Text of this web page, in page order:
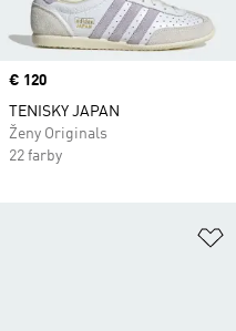
Price
€ 120
TENISKY JAPAN
Ženy Originals
22 farby